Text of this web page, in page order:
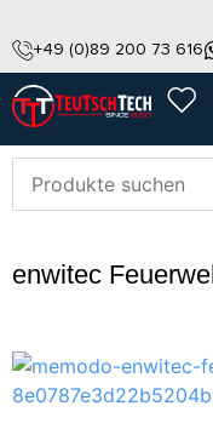
+49 (0)89 200 73 616
enwitec